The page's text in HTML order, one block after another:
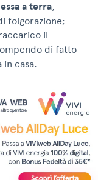
a terra,
folgorazione;
il
di fatto
in casa.